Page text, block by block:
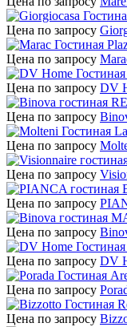
Цена по запросу
Цена по запросу
Цена по запросу DV
Цена по запросу
Цена по запросу
Цена по запросу
Цена по запросу
Цена по запросу
Цена по запросу DV
Цена по запросу
Цена по запросу